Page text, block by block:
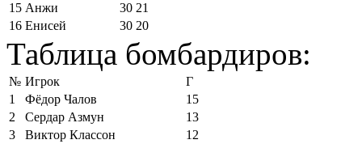
15 Анжи 30 21
16 Енисей 30 20
Таблица бомбардиров:
№ Игрок
Г
1
Фёдор Чалов
15
2
Сердар Азмун
13
3
Виктор Классон
12